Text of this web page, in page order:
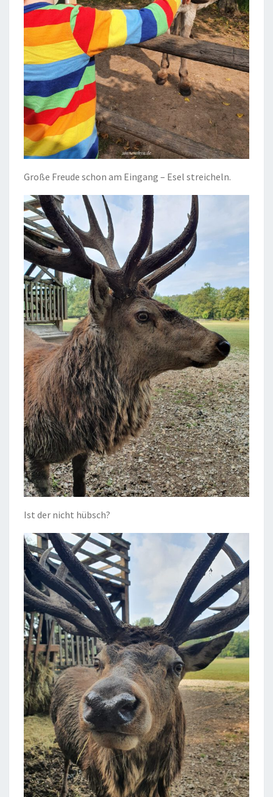
Große Freude schon am Eingang – Esel streicheln.
Ist der nicht hübsch?